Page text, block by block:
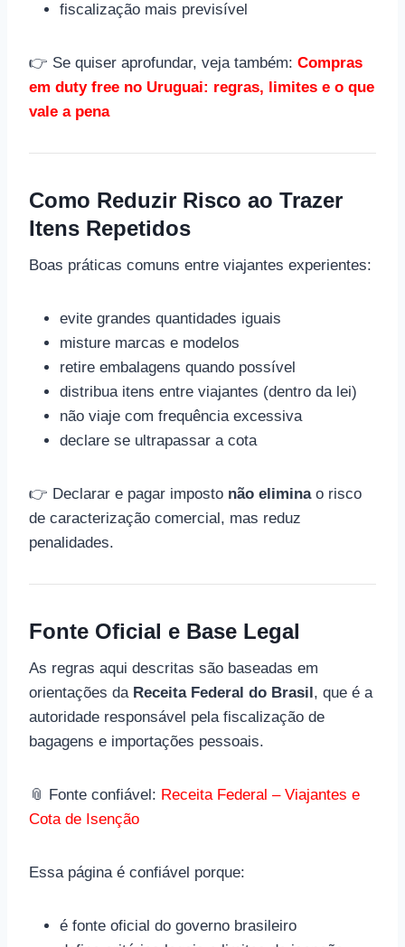
fiscalização mais previsível
👉 Se quiser aprofundar, veja também: Compras
em duty free no Uruguai: regras, limites e o que
vale a pena
Como Reduzir Risco ao Trazer
Itens Repetidos
Boas práticas comuns entre viajantes experientes:
evite grandes quantidades iguais
misture marcas e modelos
retire embalagens quando possível
distribua itens entre viajantes (dentro da lei)
não viaje com frequência excessiva
declare se ultrapassar a cota
👉 Declarar e pagar imposto não eliminao risco
de caracterização comercial, mas reduz
penalidades.
Fonte Oficial e Base Legal
As regras aqui descritas são baseadas em
orientações da Receita Federal do Brasil, que é a
autoridade responsável pela fiscalização de
bagagens e importações pessoais.
📎 Fonte confiável: Receita Federal – Viajantes e
Cota de Isenção
Essa página é confiável porque:
é fonte oficial do governo brasileiro